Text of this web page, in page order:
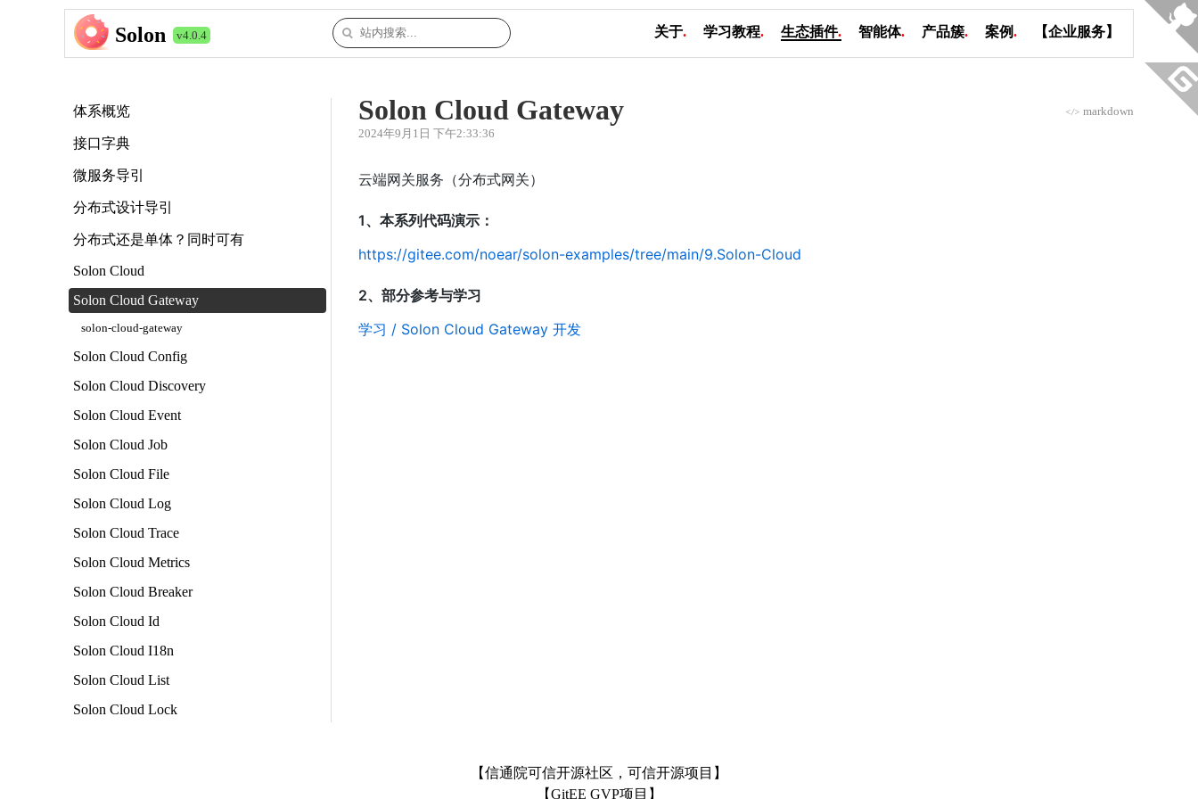
Solon v4.0.4 关于. 学习教程. 生态插件. 智能体. 产品簇. 案例. 【企业服务】
体系概览
接口字典
微服务导引
分布式设计导引
分布式还是单体？同时可有
Solon Cloud
Solon Cloud Gateway
solon-cloud-gateway
Solon Cloud Config
Solon Cloud Discovery
Solon Cloud Event
Solon Cloud Job
Solon Cloud File
Solon Cloud Log
Solon Cloud Trace
Solon Cloud Metrics
Solon Cloud Breaker
Solon Cloud Id
Solon Cloud I18n
Solon Cloud List
Solon Cloud Lock
Solon Cloud Gateway </> markdown
2024年9月1日 下午2:33:36
云端网关服务（分布式网关）
1、本系列代码演示：
https://gitee.com/noear/solon-examples/tree/main/9.Solon-Cloud
2、部分参考与学习
学习 / Solon Cloud Gateway 开发
【信通院可信开源社区，可信开源项目】
【GitEE GVP项目】